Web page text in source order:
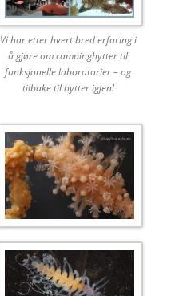
Vi har etter hvert bred erfaring i
å gjøre om campinghytter til
funksjonelle laboratorier – og
tilbake til hytter igjen!